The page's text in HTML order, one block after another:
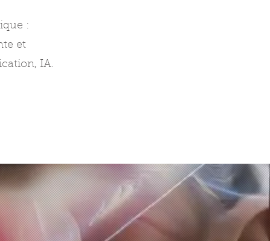
:
et
IA.